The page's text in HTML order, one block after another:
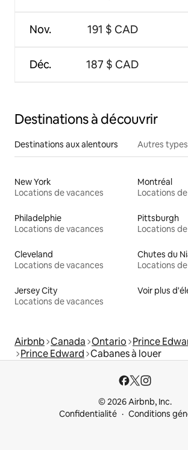
Nov.
Déc.
191 $ CAD
187 $ CAD
Destinations à découvrir
Destinations aux alentours Autres
New York
Locations de vacances
Montréal
Locations
Philadelphie
Locations de vacances
Pittsburgh
Locations
Cleveland
Locations de vacances
Chutes du
Locations
Jersey City
Locations de vacances
Voir plus
Airbnb Canada Ontario Prince
Prince Edward Cabanes à louer
© 2026 Airbnb, Inc.
Confidentialité
Conditions